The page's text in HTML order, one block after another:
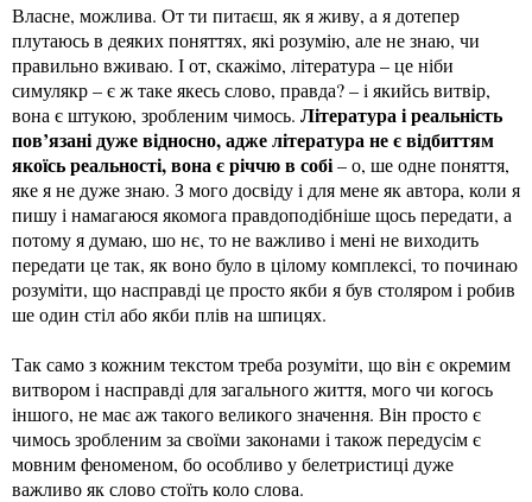
Власне, можлива. От ти питаєш, як я живу, а я дотепер
плутаюсь в деяких поняттях, які розумію, але не знаю, чи
правильно вживаю. І от, скажімо, література – це ніби
симулякр – є ж таке якесь слово, правда? – і якийсь витвір,
вона є штукою, зробленим чимось. Література і реальність
пов’язані дуже відносно, адже література не є відбиттям
якоїсь реальності, вона є річчю в собі– о, ше одне поняття,
яке я не дуже знаю. З мого досвіду і для мене як автора, коли я
пишу і намагаюся якомога правдоподібніше щось передати, а
потому я думаю, шо нє, то не важливо і мені не виходить
передати це так, як воно було в цілому комплексі, то починаю
розуміти, що насправді це просто якби я був столяром і робив
ше один стіл або якби плів на шпицях.
Так само з кожним текстом треба розуміти, що він є окремим
витвором і насправді для загального життя, мого чи когось
іншого, не має аж такого великого значення. Він просто є
чимось зробленим за своїми законами і також передусім є
мовним феноменом, бо особливо у белетристиці дуже
важливо як слово стоїть коло слова.